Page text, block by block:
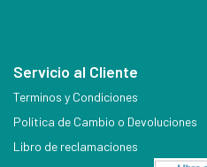
Servicio al Cliente
Terminos y Condiciones
Política de Cambio o Devoluciones
Libro de reclamaciones